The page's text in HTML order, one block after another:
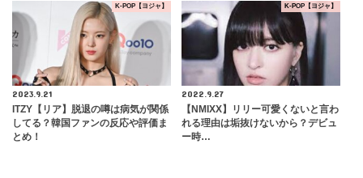
K-POP【ヨジャ】
2023.9.21
ITZY【リア】脱退の噂は病気が関係
してる？韓国ファンの反応や評価ま
とめ！
K-POP【ヨジャ】
2022.9.27
【NMIXX】リリー可愛くないと言わ
れる理由は垢抜けないから？デビュ
ー時…